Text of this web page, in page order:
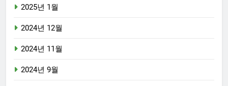
2025년 1월
2024년 12월
2024년 11월
2024년 9월